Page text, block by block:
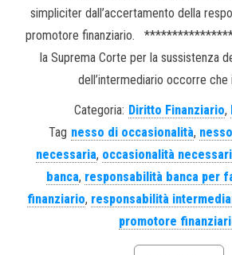
simpliciter dall’accertamento della
promotore finanziario.
la Suprema Corte per la sussistenza
dell’intermediario occorre che
Categoria: Diritto Finanziario,
Tag nesso di occasionalità,
necessaria, occasionalità
banca, responsabilità banca per
finanziario, responsabilità
promotore